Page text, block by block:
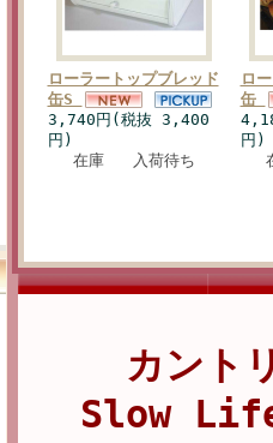
ローラートップブレッド
缶S
3,740円(税抜 3,400
円)
在庫 入荷待ち
ロ
缶
円)
カント
Slow